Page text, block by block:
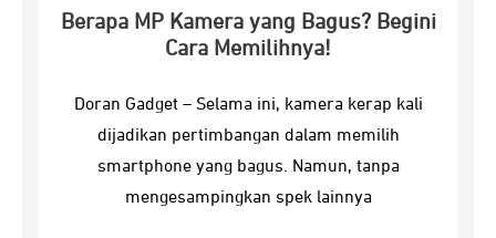
Berapa MP Kamera yang Bagus? Begini
Cara Memilihnya!
Doran Gadget – Selama ini, kamera kerap kali
dijadikan pertimbangan dalam memilih
smartphone yang bagus. Namun, tanpa
mengesampingkan spek lainnya